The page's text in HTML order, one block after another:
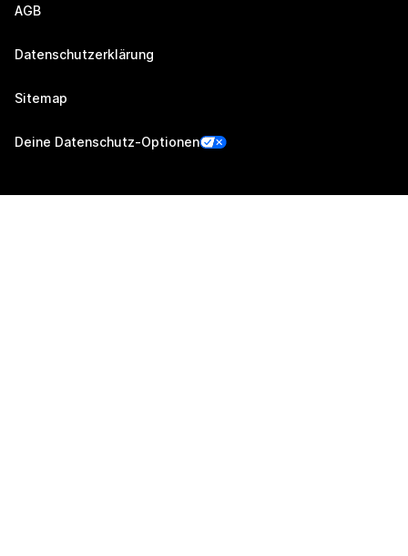
AGB
Datenschutzerklärung
Sitemap
Deine Datenschutz-Optionen